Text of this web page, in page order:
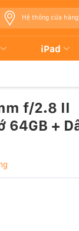
Hệ thống cửa hàng
iPad
f/2.8 II
64GB +